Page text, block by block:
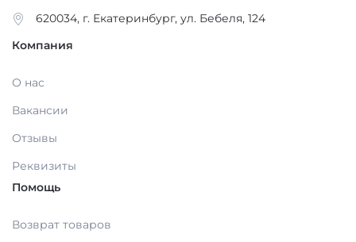
МАТЕРИАЛЫ И ПРИНАДЛЕЖНОСТИ ДЛЯ
ПЛОМБИРОВАНИЯ ЗУБОВ
ПОЛЯ
МАТЕРИАЛ ДЛЯ ПЕРЕБАЗИРОВКИ
(без срока)
620034, г. Екатеринбург, ул. Бебеля, 124
Компания
О нас
Вакансии
Отзывы
Реквизиты
Помощь
Возврат товаров